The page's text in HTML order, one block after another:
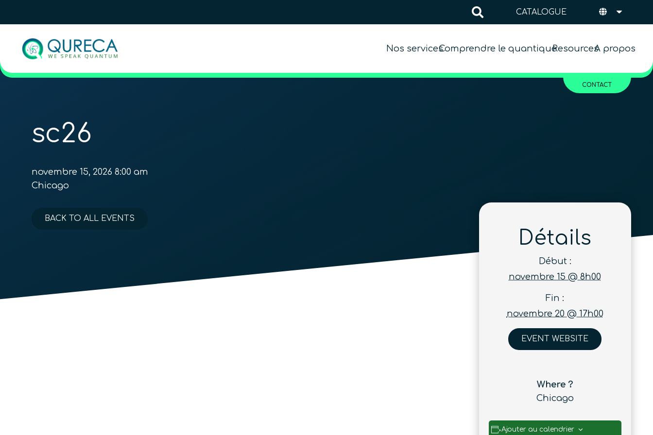
CATALOGUE
Nos servicesComprendre le quantiqueResourcesA propos
CONTACT
sc26
novembre 15, 2026 8:00 am
Chicago
BACK TO ALL EVENTS
Détails
Début :
novembre 15 @ 8h00
Fin :
novembre 20 @ 17h00
EVENT WEBSITE
Where ?
Chicago
Ajouter au calendrier